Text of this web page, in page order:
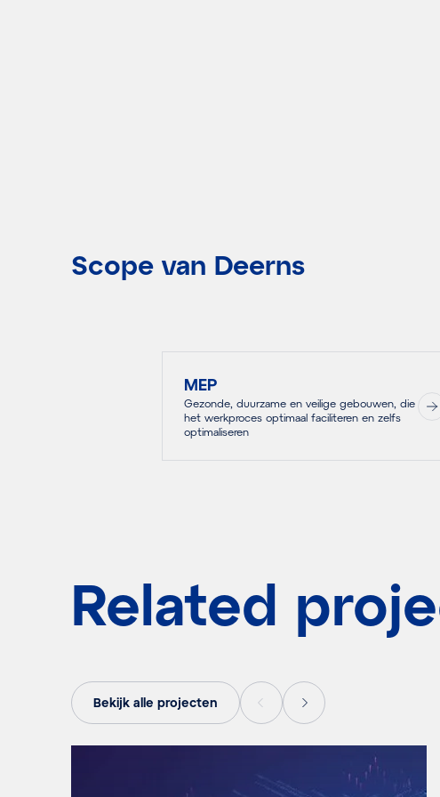
Scope van Deerns
MEP
Gezonde, duurzame en veilige gebouwen, die
het werkproces optimaal faciliteren en zelfs
optimaliseren
Related
Bekijk alle projecten